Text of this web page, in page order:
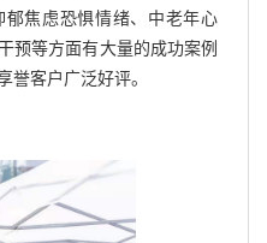
焦虑恐惧情绪、中老年心
预等方面有大量的成功案例
誉客户广泛好评。